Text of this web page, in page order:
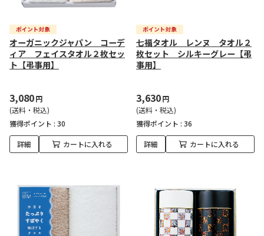
オーガニックジャパン コーデ
ィア フェイスタオル２枚セッ
ト【弔事用】
3,080円
(送料・税込)
獲得ポイント : 30
詳細 カートに入れる
七福タオル レンヌ タオル２
枚セット シルキーグレー【弔
事用】
3,630円
(送料・税込)
獲得ポイント : 36
詳細 カートに入れる